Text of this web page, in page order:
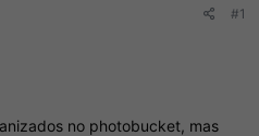
#1
no photobucket, mas